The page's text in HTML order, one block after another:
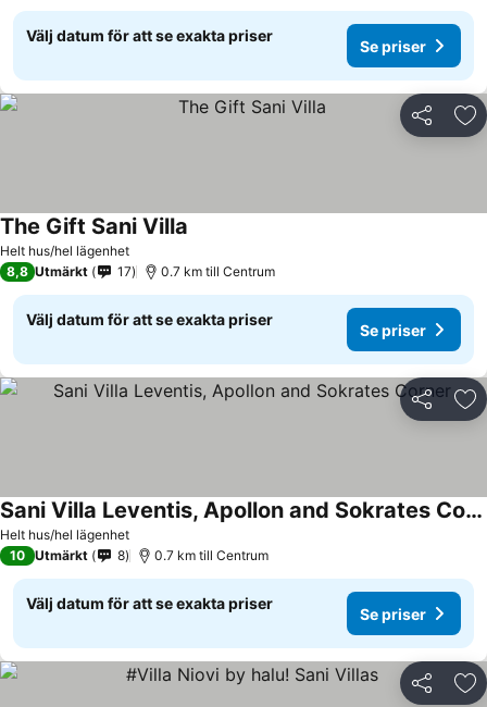
Välj datum för att se exakta priser
Se priser
Dela
Helt hus/hel lägenhet
The Gift Sani Villa
8,8 Utmärkt 17 0.7 km till Centrum
Välj datum för att se exakta priser
Se priser
Dela
Helt hus/hel lägenhet
Sani Villa Leventis, Apollon and Sokrates Corner
10 Utmärkt 8 0.7 km till Centrum
Välj datum för att se exakta priser
Se priser
Dela